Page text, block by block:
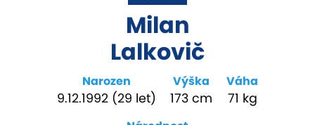
Milan
Lalkovič
Narozen
9.12.1992 (29 let)
Výška
173 cm
Váha
71 kg